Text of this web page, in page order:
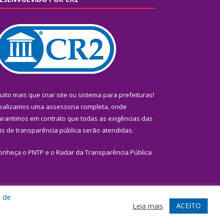
mais que criar site ou sistema para prefeituras!
uma assessoria completa, onde
em contrato que todas as exigências das
de transparência pública serão atendidas.
o PNTP e o Radar da Transparência Pública
Acessar Webmail
de
Leia mais ACEITO